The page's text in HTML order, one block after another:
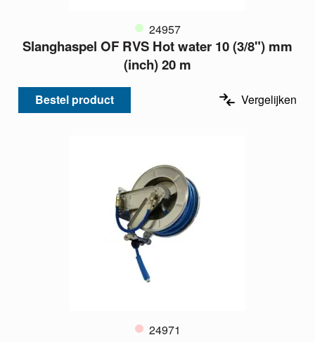
24957
Slanghaspel OF RVS Hot water 10 (3/8") mm
(inch) 20 m
Bestel product Vergelijken
24971